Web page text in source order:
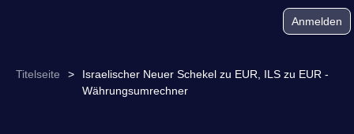
Anmelden
Titelseite >
Israelischer Neuer Schekel zu EUR, ILS zu EUR -
Währungsumrechner